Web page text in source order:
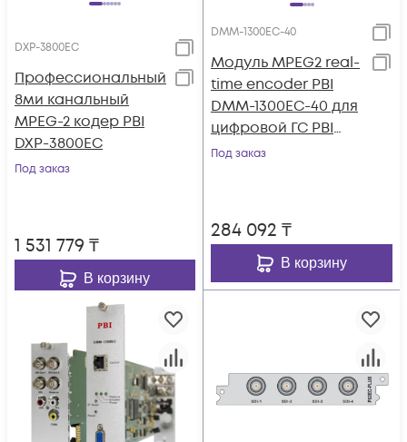
DXP-3800EC
Профессиональный
8ми канальный
MPEG-2 кодер PBI
DXP-3800EC
Под заказ
1 531 779 ₸
В корзину
DMM-1300EC-40
Модуль MPEG2 real-
time encoder PBI
DMM-1300EC-40 для
цифровой ГС PBI
DMM-1000
Под заказ
284 092 ₸
В корзину